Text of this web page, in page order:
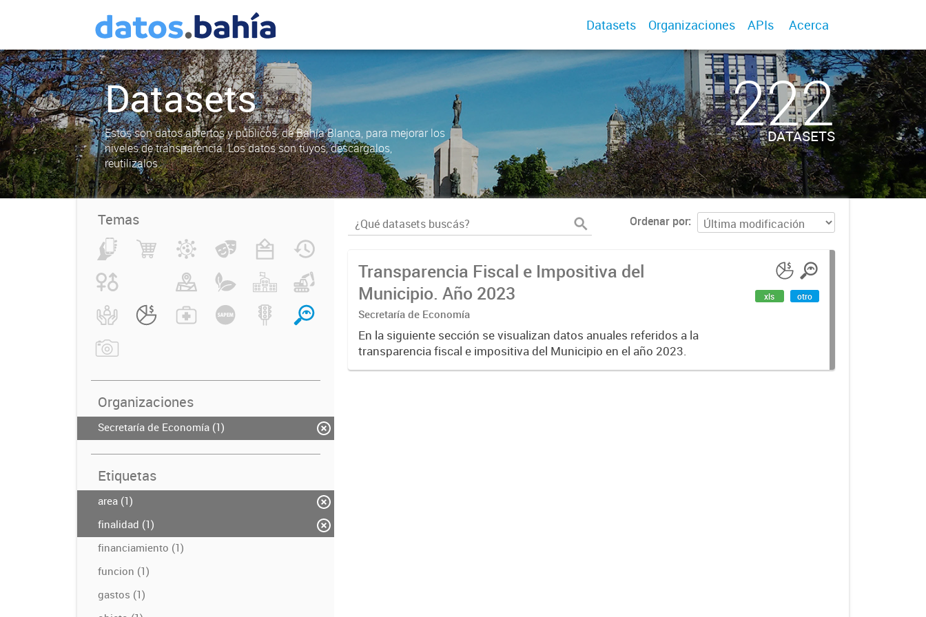
Datasets Organizaciones APIs Acerca
Datasets
Estos son datos abiertos y públicos, de Bahía Blanca, para mejorar los
niveles de transparencia. Los datos son tuyos, descargalos,
reutilizalos.
222
DATASETS
Temas
Organizaciones
Secretaría de Economía (1)
Etiquetas
area (1)
finalidad (1)
financiamiento (1)
funcion (1)
gastos (1)
Ordenar por
Transparencia Fiscal e Impositiva del
Municipio. Año 2023
Secretaría de Economía
En la siguiente sección se visualizan datos anuales referidos a la
transparencia fiscal e impositiva del Municipio en el año 2023.
xls otro